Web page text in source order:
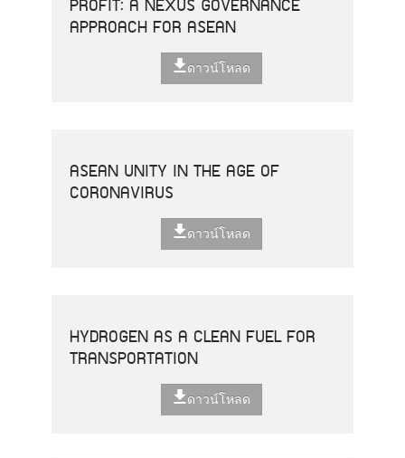
PROFIT: A NEXUS GOVERNANCE
APPROACH FOR ASEAN
ดาวน์โหลด
ASEAN UNITY IN THE AGE OF
CORONAVIRUS
ดาวน์โหลด
HYDROGEN AS A CLEAN FUEL FOR
TRANSPORTATION
ดาวน์โหลด